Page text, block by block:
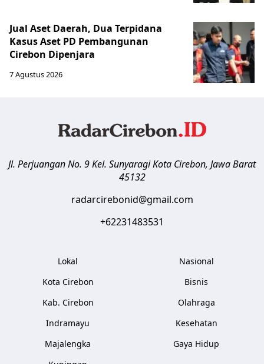
Jual Aset Daerah, Dua Terpidana
Kasus Aset PD Pembangunan
Cirebon Dipenjara
7 Agustus 2026
Jl. Perjuangan No. 9 Kel. SunyaragiKota Cirebon, Jawa Barat
45132
radarcirebonid@gmail.com
+62231483531
Lokal
Kota Cirebon
Kab. Cirebon
Indramayu
Majalengka
Nasional
Bisnis
Olahraga
Kesehatan
Gaya Hidup